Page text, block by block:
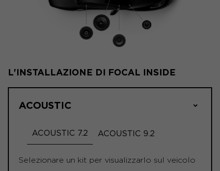
L'INSTALLAZIONE DI FOCAL INSIDE
ACOUSTIC
ACOUSTIC 7.2 ACOUSTIC 9.2
Selezionare un kit per visualizzarlo sul veicolo